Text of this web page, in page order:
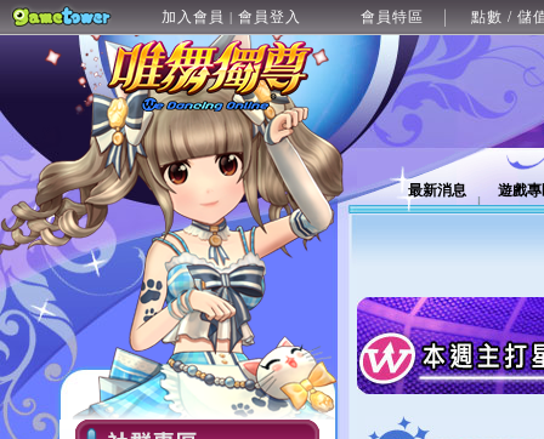
加入會員 | 會員登入 會員特區 點數 / 儲
最新消息 遊戲